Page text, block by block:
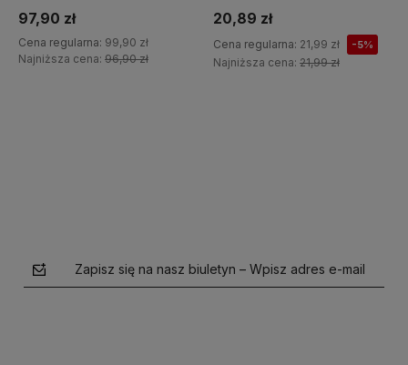
97,90 zł
Cena regularna: 99,90 zł
Najniższa cena: 96,90 zł
20,89 zł
Cena regularna: 21,99 zł -5%
Najniższa cena: 21,99 zł
Zapisz się na nasz biuletyn – Wpisz adres e-mail